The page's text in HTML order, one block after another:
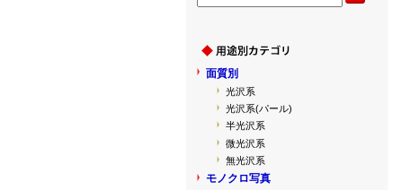
面質別
光沢系
光沢系(パール)
半光沢系
微光沢系
無光沢系
モノクロ写真